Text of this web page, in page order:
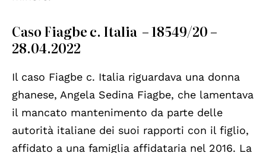
Caso Fiagbe c. Italia – 18549/20 –
28.04.2022
Il caso Fiagbe c. Italia riguardava una donna
ghanese, Angela Sedina Fiagbe, che lamentava
il mancato mantenimento da parte delle
autorità italiane dei suoi rapporti con il figlio,
affidato a una famiglia affidataria nel 2016. La